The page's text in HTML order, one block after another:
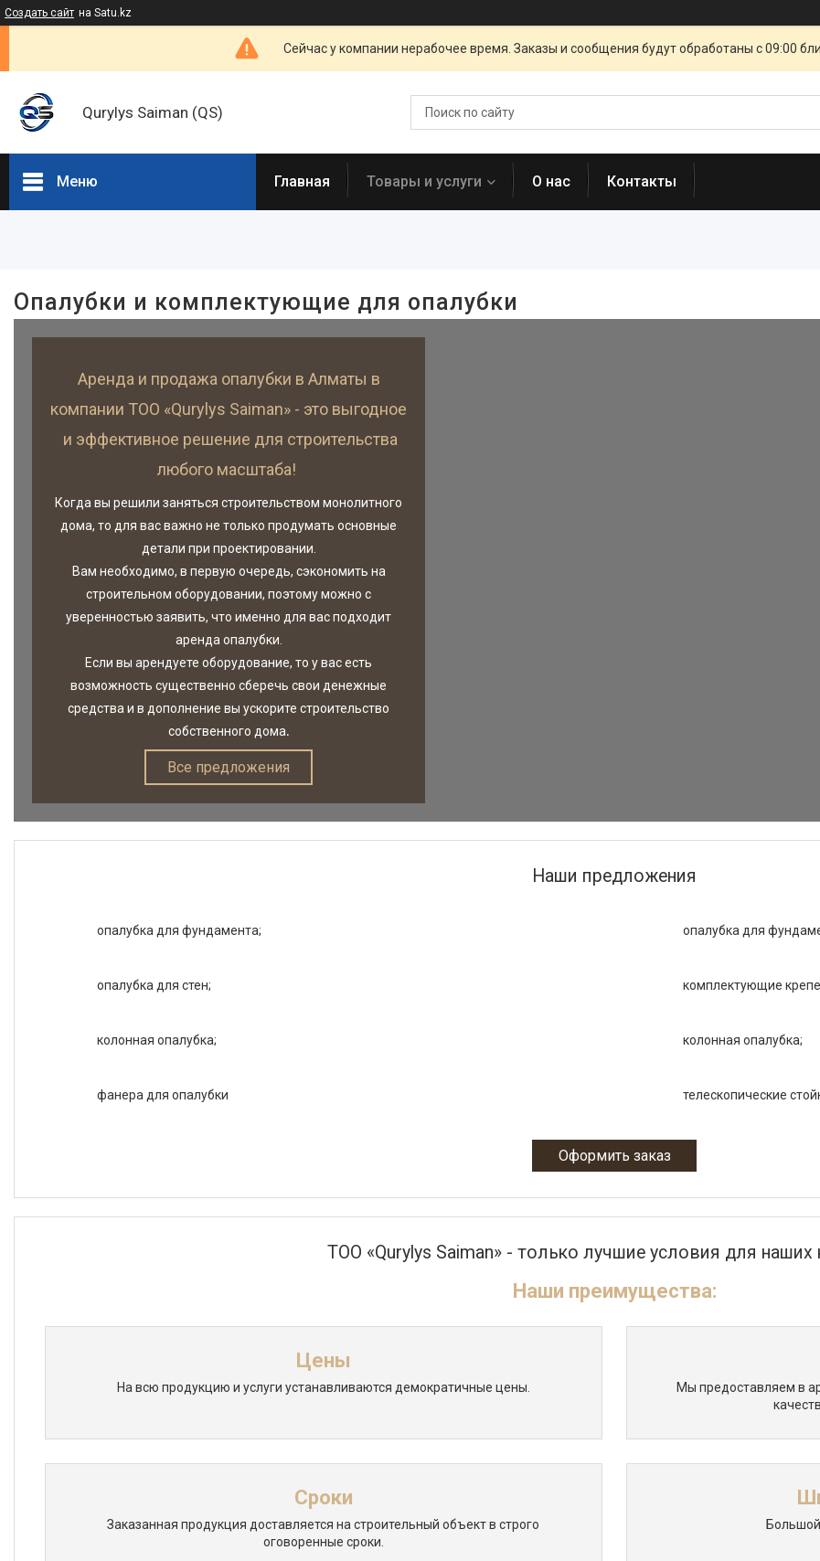
Создать сайт на Satu.kz
Сейчас у компании нерабочее время. Заказы и сообщения будут обработаны с 09:00
Qurylys Saiman (QS)
Меню
Наличие
Товары и услуги
О нас
Главная Товары и услуги О нас Контакты
Опалубки и комплектующие для опалубки
Аренда и продажа опалубки в Алматы в
компании ТОО «Qurylys Saiman» - это выгодное
и эффективное решение для строительства
любого масштаба!
Когда вы решили заняться строительством монолитного
дома, то для вас важно не только продумать основные
детали при проектировании.
Вам необходимо, в первую очередь, сэкономить на
строительном оборудовании, поэтому можно с
уверенностью заявить, что именно для вас подходит
аренда опалубки.
Если вы арендуете оборудование, то у вас есть
возможность существенно сберечь свои денежные
средства и в дополнение вы ускорите строительство
собственного дома.
Все предложения
Наши предложения
опалубка для фундамента;
опалубка для стен;
опалубка для
комплектующие
колонная опалубка;
фанера для опалубки
колонная опалубка;
телескопические
Оформить заказ
ТОО «Qurylys Saiman» - только лучшие условия для наших
Наши преимущества:
Цены
На всю продукцию и услуги устанавливаются демократичные цены.
Мы предоставляем в
Сроки
Заказанная продукция доставляется на строительный объект в строго
оговоренные сроки.